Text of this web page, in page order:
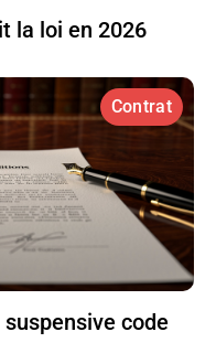
la loi en 2026
Contrat
code